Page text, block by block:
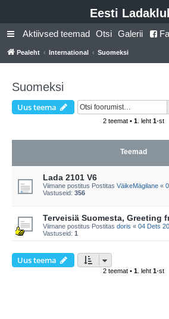
Eesti
Aktiivsed teemad Otsi Galerii
Pealeht International Suomeksi
Suomeksi
Uus teema
2 teemat • 1. leht 1-st
Teemad
Lada 2101 V6
Viimane postitus Postitas VäikeMägilane «
Vastuseid: 356
Terveisiä Suomesta, Greeting
Viimane postitus Postitas doris « 04 Dets
Vastuseid: 1
Uus teema
2 teemat • 1. leht 1-st